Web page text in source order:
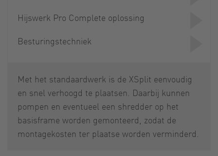
Hijswerk Pro Complete oplossing
Besturingstechniek
Met het standaardwerk is de XSplit eenvoudig
en snel verhoogd te plaatsen. Daarbij kunnen
pompen en eventueel een shredder op het
basisframe worden gemonteerd, zodat de
montagekosten ter plaatse worden verminderd.